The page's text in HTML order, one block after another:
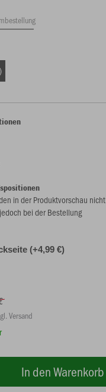
in der Produktvorschau nicht
bei der Bestellung
(+4,99 €)
Versand
In den Warenkorb